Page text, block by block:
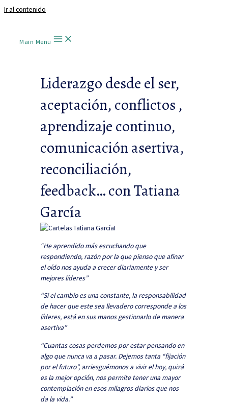
Ir al contenido
Main Menu
Liderazgo desde el ser,
aceptación, conflictos ,
aprendizaje continuo,
comunicación asertiva,
reconciliación,
feedback… con Tatiana
García
“He aprendido más escuchando que
respondiendo, razón por la que pienso que afinar
el oído nos ayuda a crecer diariamente y ser
mejores líderes”
“Si el cambio es una constante, la responsabilidad
de hacer que este sea llevadero corresponde a los
líderes, está en sus manos gestionarlo de manera
asertiva”
“Cuantas cosas perdemos por estar pensando en
algo que nunca va a pasar. Dejemos tanta “fijación
por el futuro”, arriesguémonos a vivir el hoy, quizá
es la mejor opción, nos permite tener una mayor
contemplación en esos milagros diarios que nos
da la vida.”